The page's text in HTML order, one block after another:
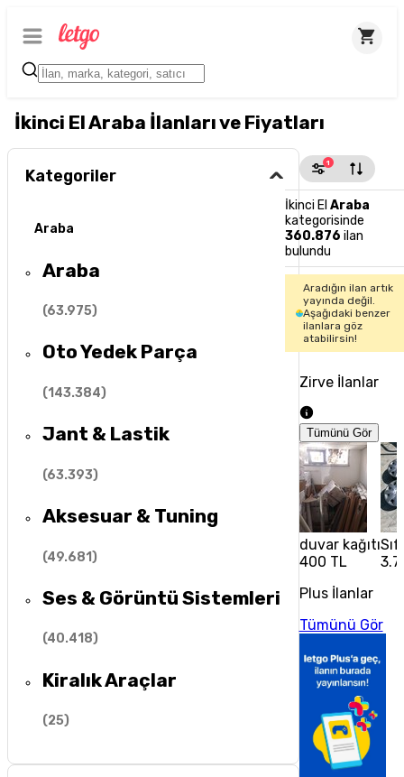
İkinci El Araba İlanları ve Fiyatları
Kategoriler
Araba
Araba
(63.975)
Oto Yedek Parça
(143.384)
Jant & Lastik
(63.393)
Aksesuar & Tuning
(49.681)
Ses & Görüntü Sistemleri
(40.418)
Kiralık Araçlar
(25)
1
İkinci El Araba
kategorisinde
360.876 ilan
bulundu
Aradığın ilan artık
yayında değil.
Aşağıdaki benzer
ilanlara göz
atabilirsin!
Zirve İlanlar
Tümünü Gör
duvar kağıtı
400 TL
Plus İlanlar
Tümünü Gör